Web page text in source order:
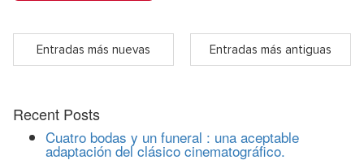
Entradas más nuevas Entradas más antiguas
Recent Posts
Cuatro bodas y un funeral : una aceptable
adaptación del clásico cinematográfico.